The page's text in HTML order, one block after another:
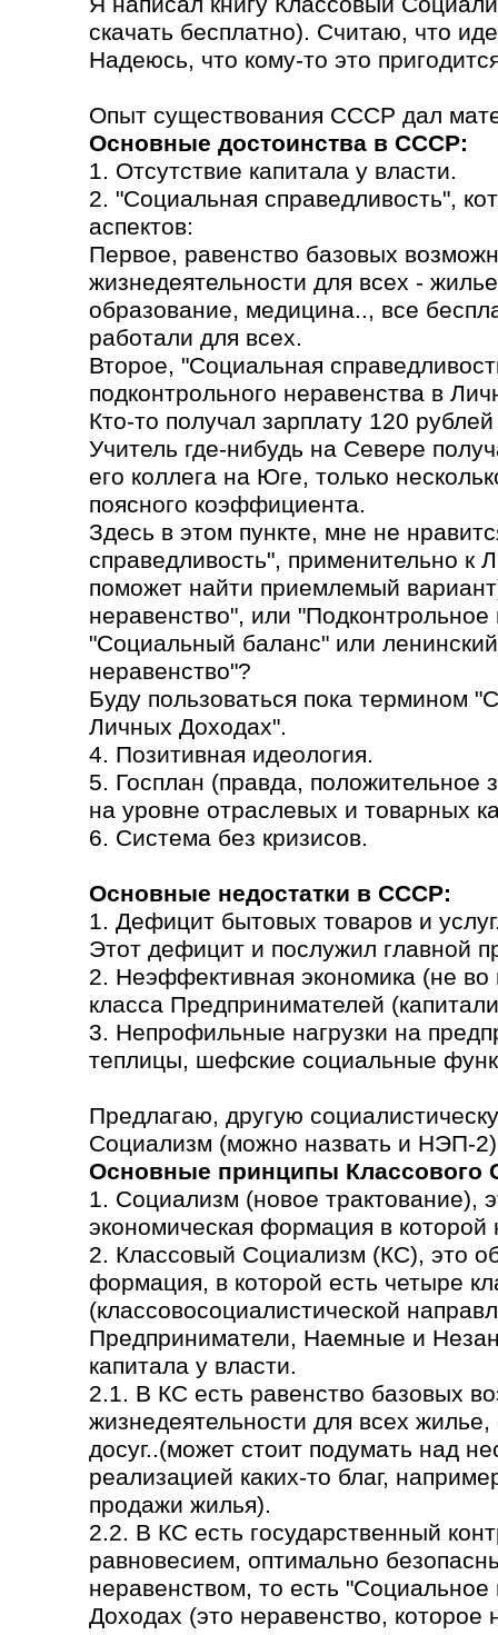
скачать бесплатно). Считаю, что
Надеюсь, что кому-то это
Опыт существования СССР дал
Основные достоинства в СССР:
1. Отсутствие капитала у власти.
2. "Социальная справедливость",
аспектов:
Первое, равенство базовых
жизнедеятельности для всех -
образование, медицина.., все
работали для всех.
Второе, "Социальная
подконтрольного неравенства в
Кто-то получал зарплату 120
Учитель где-нибудь на Севере
его коллега на Юге, только
поясного коэффициента.
Здесь в этом пункте, мне не
справедливость", применительно к
поможет найти приемлемый
неравенство", или
"Социальный баланс" или
неравенство"?
Буду пользоваться пока термином
Личных Доходах".
4. Позитивная идеология.
5. Госплан (правда, положительное
на уровне отраслевых и товарных
6. Система без кризисов.
Основные недостатки в СССР:
1. Дефицит бытовых товаров и
Этот дефицит и послужил главной
2. Неэффективная экономика (не во
класса Предпринимателей
3. Непрофильные нагрузки на
теплицы, шефские социальные
Предлагаю, другую
Социализм (можно назвать и НЭП-
Основные принципы Классового
1. Социализм (новое трактование),
экономическая формация в которой
2. Классовый Социализм (КС), это
формация, в которой есть четыре
(классовосоциалистической
Предприниматели, Наемные и
капитала у власти.
2.1. В КС есть равенство базовых
жизнедеятельности для всех
досуг..(может стоит подумать над
реализацией каких-то благ,
продажи жилья).
2.2. В КС есть государственный
равновесием, оптимально
неравенством, то есть
Доходах (это неравенство,